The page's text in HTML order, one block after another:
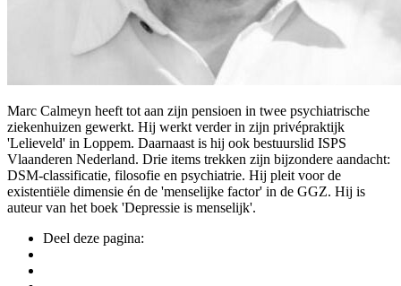
Marc Calmeyn heeft tot aan zijn pensioen in twee psychiatrische
ziekenhuizen gewerkt. Hij werkt verder in zijn privépraktijk
'Lelieveld' in Loppem. Daarnaast is hij ook bestuurslid ISPS
Vlaanderen Nederland. Drie items trekken zijn bijzondere aandacht:
DSM-classificatie, filosofie en psychiatrie. Hij pleit voor de
existentiële dimensie én de 'menselijke factor' in de GGZ. Hij is
auteur van het boek 'Depressie is menselijk'.
Deel deze pagina: